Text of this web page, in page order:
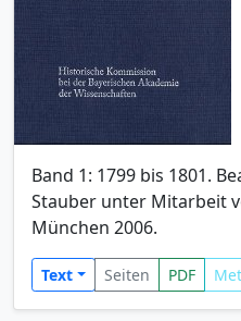
Band 1: 1799 bis 1801.
Stauber unter Mitarbeit
München 2006.
Text Seiten PDF